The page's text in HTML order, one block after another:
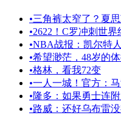
•三角裤太窄了？夏
•2622！C罗冲刺世
•NBA战报：凯尔特
•希望渺茫，48岁的
•格林，看我72变
•一人一城！官方：
•隆多：如果勇士连
•路威：还好乌布雷